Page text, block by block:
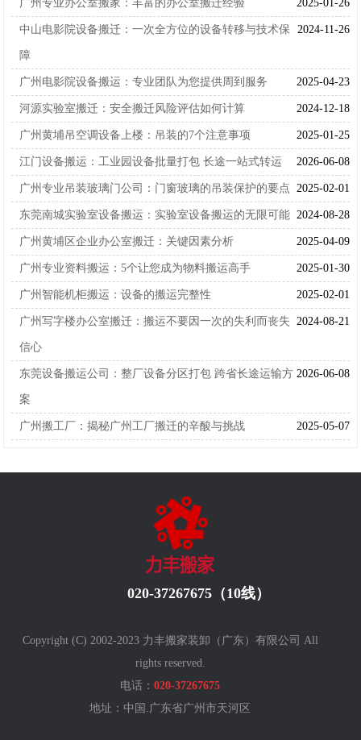
2025-01-26
广州专业办公室搬家：丰富的办公室搬迁经验
2024-11-26
中山电影院设备搬迁：一次全方位的设备转移与技术保
障
2025-04-23
广州电影院设备搬运：专业团队为您提供周到服务
2024-12-18
河源实验室搬迁：安全搬迁风险评估如何计算
2025-01-25
广州黄埔吊空调设备上楼：吊装的7个注意事项
2026-06-08
江门设备搬运：工业园设备批量打包 长途一站式转运
2025-02-01
广州专业吊装玻璃门公司：门窗玻璃的吊装保护的要点
2024-08-28
东莞南城实验室设备搬运：实验室设备搬运的无限可能
2025-04-09
广州黄埔区企业办公室搬迁：关键因素分析
2025-01-30
广州专业资料搬运：5个让您成为物料搬运高手
2025-02-01
广州智能机柜搬运：设备的搬运完整性
2024-08-21
广州写字楼办公室搬迁：搬运不要因一次的失利而丧失
信心
2026-06-08
东莞设备搬运公司：整厂设备分区打包 跨省长途运输方
案
2025-05-07
广州搬工厂：揭秘广州工厂搬迁的辛酸与挑战
020-37267675（10线）
Copyright (C) 2002-2023 力丰搬家装卸（广东）有限公司 All
rights reserved.
电话：020-37267675
地址：中国.广东省广州市天河区